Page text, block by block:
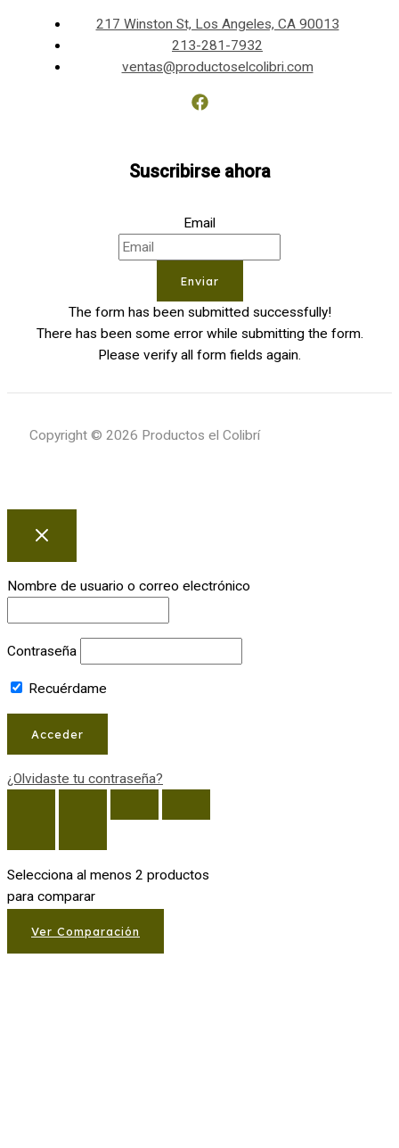
217 Winston St, Los Angeles, CA 90013
213-281-7932
ventas@productoselcolibri.com
Suscribirse ahora
Email
Enviar
The form has been submitted successfully!
There has been some error while submitting the form.
Please verify all form fields again.
Copyright © 2026 Productos el Colibrí
Nombre de usuario o correo electrónico
Contraseña
Recuérdame
¿Olvidaste tu contraseña?
Selecciona al menos 2 productos
para comparar
Ver Comparación